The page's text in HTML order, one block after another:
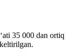
35 000 dan ortiq